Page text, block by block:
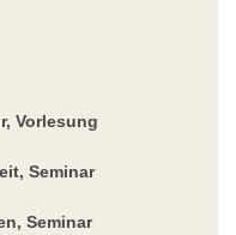
Vorlesung
Seminar
Seminar